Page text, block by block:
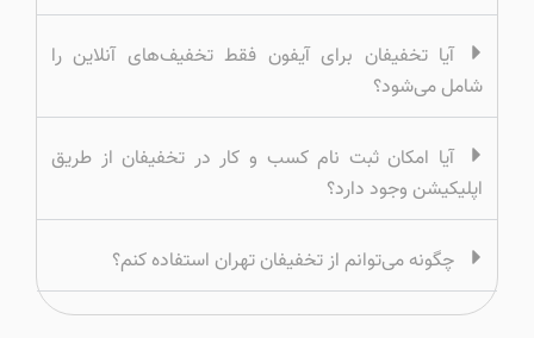
آیا تخفیفان برای آیفون فقط تخفیف‌های آنلاین را
شامل می‌شود؟
آیا امکان ثبت نام کسب و کار در تخفیفان از طریق
اپلیکیشن وجود دارد؟
چگونه می‌توانم از تخفیفان تهران استفاده کنم؟